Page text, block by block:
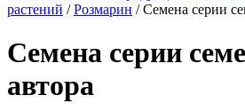
растений /Розмарин /Семена серии
Семена серии
автора